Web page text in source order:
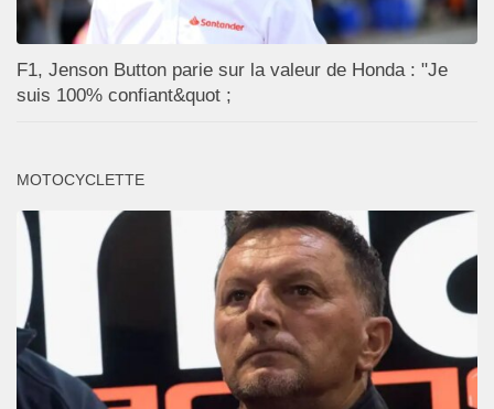
F1, Jenson Button parie sur la valeur de Honda : "Je
suis 100% confiant&quot ;
MOTOCYCLETTE